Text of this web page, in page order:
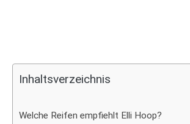
Inhaltsverzeichnis
Welche Reifen empfiehlt Elli Hoop?